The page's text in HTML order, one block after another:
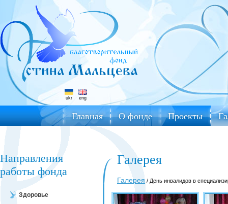
ukr eng
Главная О фонде Проекты
Направления
работы фонда
Здоровье
Галерея
Галерея / День инвалидов в